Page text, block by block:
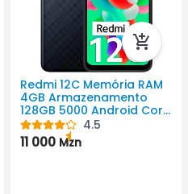
Redmi 12C Memória RAM
4GB Armazenamento
128GB 5000 Android Cor
Preto 720 X 1650 Pixel
4.5
11 000 Mzn